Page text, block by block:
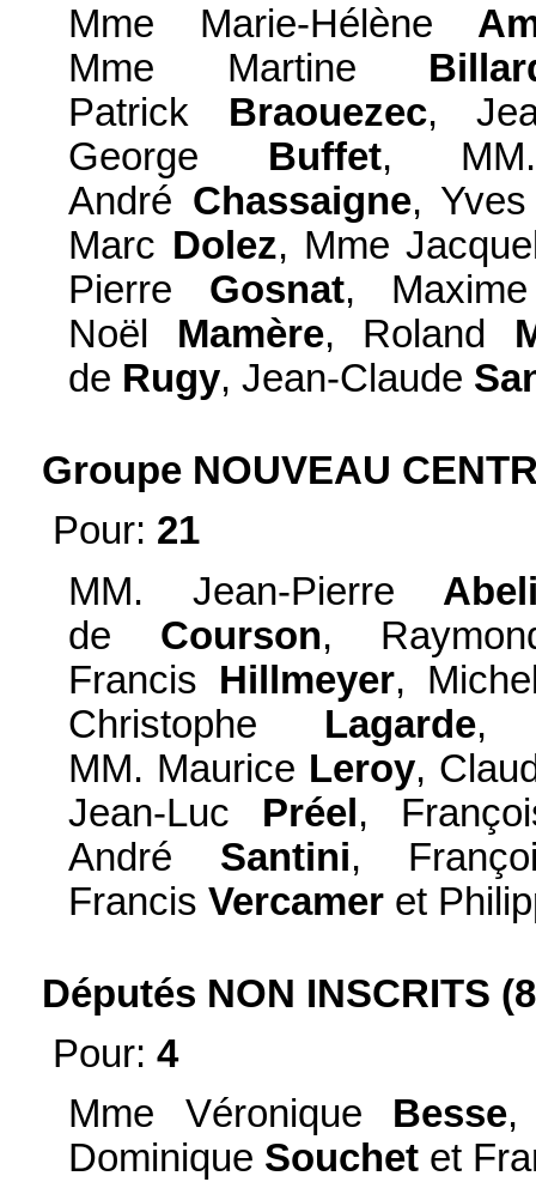
Mme Marie-Hélène
Mme Martine
Patrick Braouezec,
George Buffet,
André Chassaigne,
Marc Dolez, Mme
Pierre Gosnat,
Noël Mamère, Roland
de Rugy, Jean-Claude
Groupe NOUVEAU
Pour: 21
MM. Jean-Pierre
de Courson,
Francis Hillmeyer,
Christophe Lagarde,
MM. Maurice Leroy,
Jean-Luc Préel,
André Santini,
FrancisVercamer et
Députés NON INSCRITS
Pour:4
Mme Véronique Besse,
Dominique Souchet et